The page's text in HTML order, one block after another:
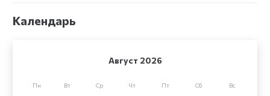
Календарь
Август 2026
Пн Вт Ср Чт Пт Сб Вс